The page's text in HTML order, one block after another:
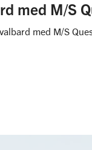
med M/S
med M/S